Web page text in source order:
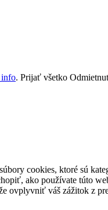
. Prijať všetko
cookies, ktoré sú
ako používate túto
ovplyvniť váš zážitok z